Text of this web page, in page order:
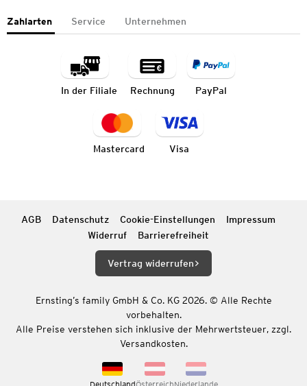
Zahlarten Service Unternehmen
In der Filiale Rechnung PayPal
Mastercard Visa
AGB Datenschutz Cookie-Einstellungen
Impressum
Widerruf
Barrierefreiheit
Vertrag widerrufen
Ernsting’s family GmbH & Co. KG 2026. © Alle Rechte
vorbehalten.
Alle Preise verstehen sich inklusive der Mehrwertsteuer, zzgl.
Versandkosten.